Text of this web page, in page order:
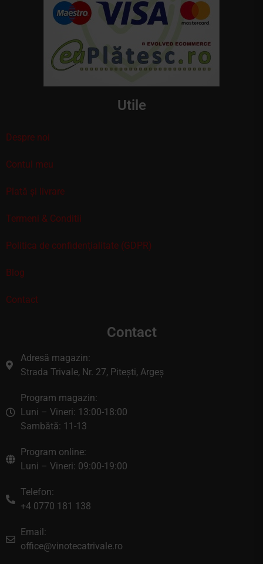
Utile
Despre noi
Contul meu
Plată și livrare
Termeni & Conditii
Politica de confidenţialitate (GDPR)
Blog
Contact
Contact
Adresă magazin:
Strada Trivale, Nr. 27, Pitești, Argeș
Program magazin:
Luni – Vineri: 13:00-18:00
Sambătă: 11-13
Program online:
Luni – Vineri: 09:00-19:00
Telefon:
+4 0770 181 138
Email:
office@vinotecatrivale.ro